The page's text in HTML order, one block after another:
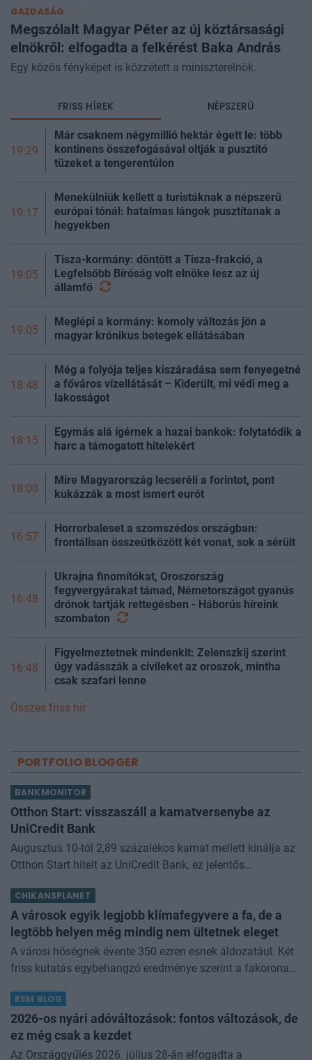
GAZDASÁG
Megszólalt Magyar Péter az új köztársasági
elnökről: elfogadta a felkérést Baka András
Egy közös fényképet is közzétett a miniszterelnök.
FRISS HÍREK NÉPSZERŰ
19:29
Már csaknem négymillió hektár égett le: több
kontinens összefogásával oltják a pusztító
tüzeket a tengerentúlon
19:17
Menekülniük kellett a turistáknak a népszerű
európai tónál: hatalmas lángok pusztítanak a
hegyekben
19:05
Tisza-kormány: döntött a Tisza-frakció, a
Legfelsőbb Bíróság volt elnöke lesz az új
államfő
19:05
Meglépi a kormány: komoly változás jön a
magyar krónikus betegek ellátásában
18:48
Még a folyója teljes kiszáradása sem fenyegetné
a főváros vízellátását – Kiderült, mi védi meg a
lakosságot
18:15
Egymás alá ígérnek a hazai bankok: folytatódik a
harc a támogatott hitelekért
18:00
Mire Magyarország lecseréli a forintot, pont
kukázzák a most ismert eurót
16:57
Horrorbaleset a szomszédos országban:
frontálisan összeütközött két vonat, sok a sérült
16:48
Ukrajna finomítókat, Oroszország
fegyvergyárakat támad, Németországot gyanús
drónok tartják rettegésben - Háborús híreink
szombaton
16:48
Figyelmeztetnek mindenkit: Zelenszkij szerint
úgy vadásszák a civileket az oroszok, mintha
csak szafari lenne
Összes friss hír
PORTFOLIO BLOGGER
BANKMONITOR
Otthon Start: visszaszáll a kamatversenybe az
UniCredit Bank
Augusztus 10-tól 2,89 százalékos kamat mellett kínálja az
Otthon Start hitelt az UniCredit Bank, ez jelentős
kamathoz képest. De arról sem s
CHIKANSPLANET
A városok egyik legjobb klímafegyvere a fa, de a
legtöbb helyen még mindig nem ültetnek eleget
A városi hőségnek évente 350 ezren esnek áldozatául. Két
friss kutatás egybehangzó eredménye szerint a fakorona
RSM BLOG
2026-os nyári adóváltozások: fontos változások, de
ez még csak a kezdet
Az Országgyűlés 2026. július 28-án elfogadta a